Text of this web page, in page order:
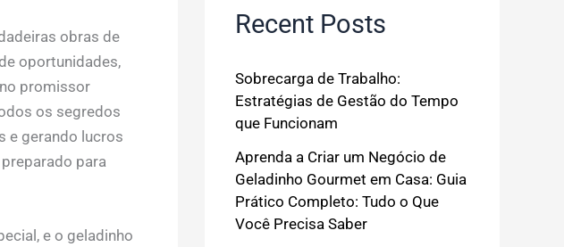
obras de
oportunidades,
promissor
os segredos
e gerando lucros
para
e o geladinho
Recent Posts
Sobrecarga de Trabalho:
Estratégias de Gestão do Tempo
que Funcionam
Aprenda a Criar um Negócio de
Geladinho Gourmet em Casa: Guia
Prático Completo: Tudo o Que
Você Precisa Saber